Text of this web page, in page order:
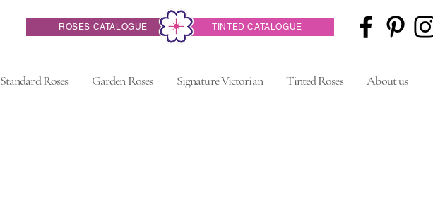
ROSES CATALOGUE TINTED CATALOGUE
Standard Roses Garden Roses Signature Victorian Tinted Roses About us